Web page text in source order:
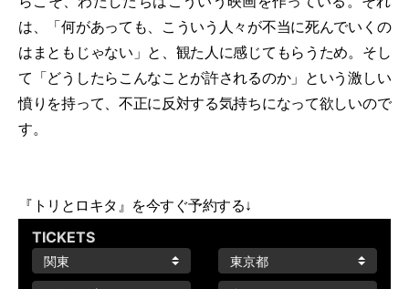
は、「何があっても、こういう人々が不当に死んでいくの
はまともじゃない」と、観た人に感じてもらうため。そし
て「どうしたらこんなことが許されるのか」という激しい
憤りを持って、不正に反対する気持ちになって欲しいので
す。
『トリとロキタ』を今すぐ予約する↓